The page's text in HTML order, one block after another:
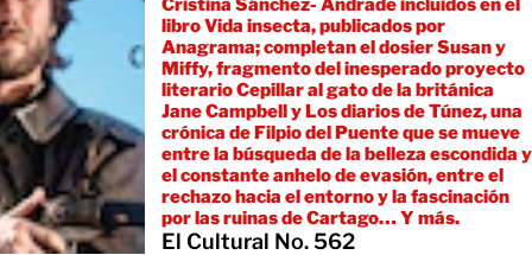
Cristina Sánchez- Andrade incluidos en el
libro Vida insecta, publicados por
Anagrama; completan el dosier Susan y
Miffy, fragmento del inesperado proyecto
literario Cepillar al gato de la británica
Jane Campbell y Los diarios de Túnez, una
crónica de Filpio del Puente que se mueve
entre la búsqueda de la belleza escondida y
el constante anhelo de evasión, entre el
rechazo hacia el entorno y la fascinación
por las ruinas de Cartago… Y más.
El Cultural No. 562